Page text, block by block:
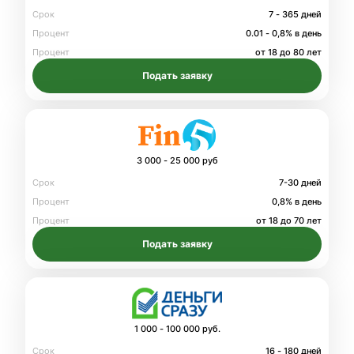
Срок
7 - 365 дней
Процент
0.01 - 0,8% в день
Процент
от 18 до 80 лет
Подать заявку
3 000 - 25 000 руб
Срок
7-30 дней
Процент
0,8% в день
Процент
от 18 до 70 лет
Подать заявку
1 000 - 100 000 руб.
Срок
16 - 180 дней